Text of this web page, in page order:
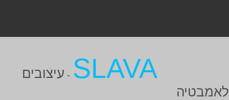
SLAVA
- עיצובים